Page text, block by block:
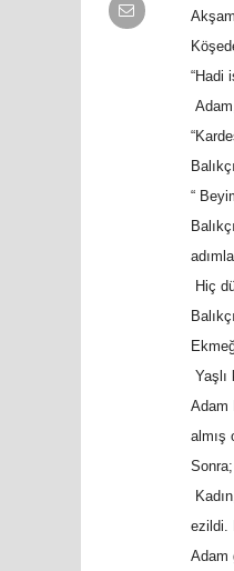
“Hadi
“
Hiç
Yaşlı
Adam
almış
ezildi.
Adam